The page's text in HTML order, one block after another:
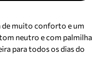
de muito conforto e um
neutro e com palmilha
para todos os dias do